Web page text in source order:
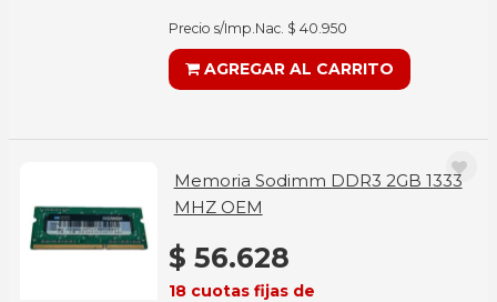
Precio s/Imp.Nac. $ 40.950
AGREGAR AL CARRITO
Memoria Sodimm DDR3 2GB 1333
MHZ OEM
$ 56.628
18 cuotas fijas de